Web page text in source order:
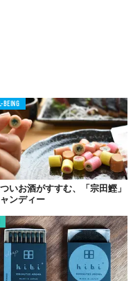
ます。決して豊かとはい
生活の糧も満足に得るの
て上げることがどれほど
う。
る6月に「父の日」の設立
して政府へと届き、1966
「父の日」と定められ、
です。
〜〜
母の日」に対し、アメリ
60年という長い時間を要
多くの国や地域で父親へ
。
BEING
いお酒がすすむ、「宗田鰹」
ンディー